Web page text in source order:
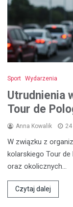
Sport Wydarzenia
Utrudnienia
Tour de
Anna Kowalik
W związku z
kolarskiego Tour
oraz okolicznych…
Czytaj dalej